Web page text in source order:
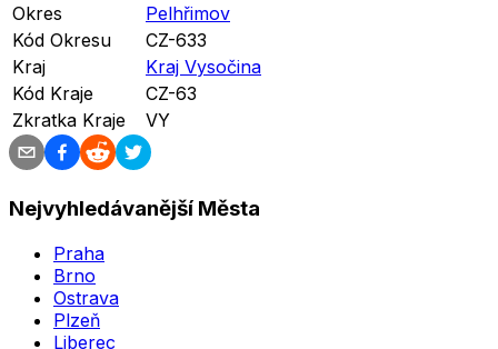
Okres
Pelhřimov
Kód Okresu
CZ-633
Kraj
Kraj Vysočina
Kód Kraje
CZ-63
Zkratka Kraje
VY
Nejvyhledávanější Města
Praha
Brno
Ostrava
Plzeň
Liberec